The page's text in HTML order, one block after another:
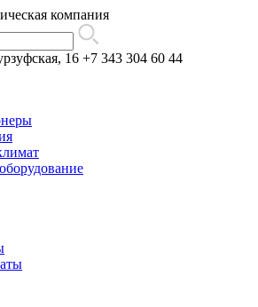
компания
16 +7 343 304 60 44